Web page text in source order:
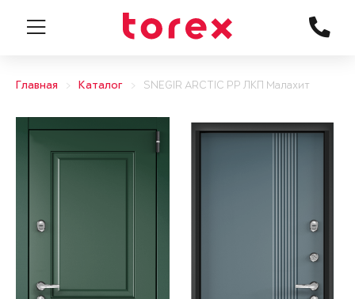
Главная Каталог SNEGIR ARCTIC PP ЛКП Малахит